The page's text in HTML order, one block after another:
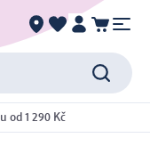
od 1 290 Kč